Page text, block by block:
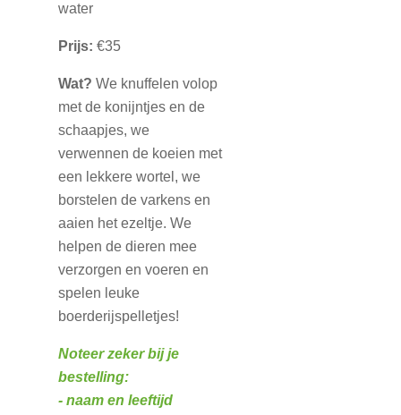
water
Prijs: €35
Wat? We knuffelen volop
met de konijntjes en de
schaapjes, we
verwennen de koeien met
een lekkere wortel, we
borstelen de varkens en
aaien het ezeltje. We
helpen de dieren mee
verzorgen en voeren en
spelen leuke
boerderijspelletjes!
Noteer zeker bij je
bestelling:
- naam en leeftijd